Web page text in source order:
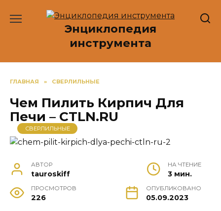
Энциклопедия
инструмента
ГЛАВНАЯ » СВЕРЛИЛЬНЫЕ
Чем Пилить Кирпич Для
Печи – CTLN.RU
СВЕРЛИЛЬНЫЕ
АВТОР
tauroskiff
НА ЧТЕНИЕ
3 мин.
ПРОСМОТРОВ
226
ОПУБЛИКОВАНО
05.09.2023